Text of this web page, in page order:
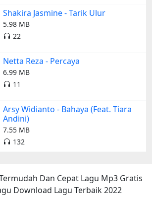
Shakira Jasmine - Tarik Ulur
5.98 MB
22
Netta Reza - Percaya
6.99 MB
11
Arsy Widianto - Bahaya (Feat. Tiara
Andini)
7.55 MB
132
Dan Cepat Lagu Mp3 Gratis
Download Lagu Terbaik 2022